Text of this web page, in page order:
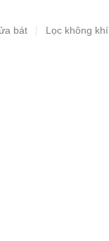
bát Lọc không khí